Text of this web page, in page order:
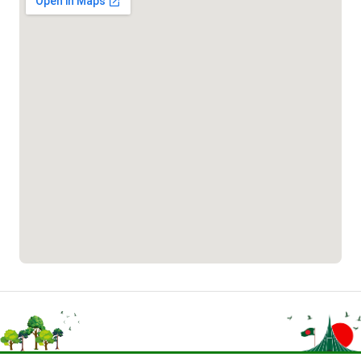
বাংলাদেশ টেলিযোগাযোগ সেবা সংক্রান্ত
১৬৯৯৯